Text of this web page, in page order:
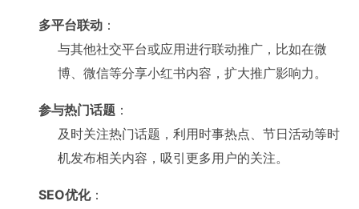
多平台联动 ：
与其他社交平台或应用进行联动推广，比如在微
博、微信等分享小红书内容，扩大推广影响力。
参与热门话题 ：
及时关注热门话题，利用时事热点、节日活动等时
机发布相关内容，吸引更多用户的关注。
SEO优化：